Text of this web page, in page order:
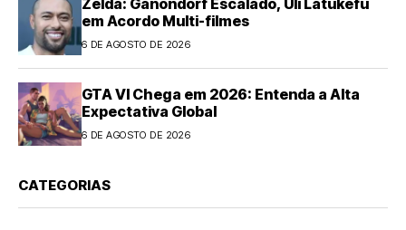
Zelda: Ganondorf Escalado, Uli Latukefu
em Acordo Multi-filmes
6 DE AGOSTO DE 2026
GTA VI Chega em 2026: Entenda a Alta
Expectativa Global
6 DE AGOSTO DE 2026
CATEGORIAS